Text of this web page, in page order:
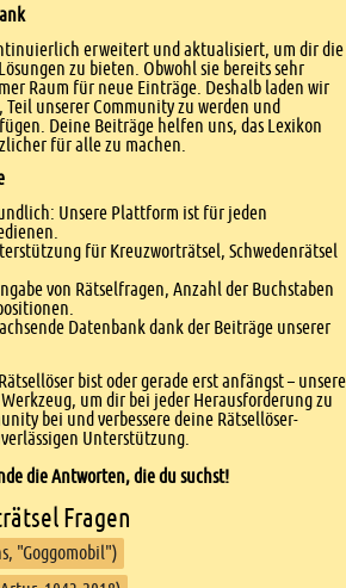
erweitert und aktualisiert, um dir die
zu bieten. Obwohl sie bereits sehr
Raum für neue Einträge. Deshalb laden wir
unserer Community zu werden und
Deine Beiträge helfen uns, das Lexikon
für alle zu machen.
Unsere Plattform ist für jeden
für Kreuzworträtsel, Schwedenrätsel
von Rätselfragen, Anzahl der Buchstaben
Datenbank dank der Beiträge unserer
bist oder gerade erst anfängst – unsere
um dir bei jeder Herausforderung zu
bei und verbessere deine Rätsellöser-
Unterstützung.
die Antworten, die du suchst!
Fragen
"Goggomobil")